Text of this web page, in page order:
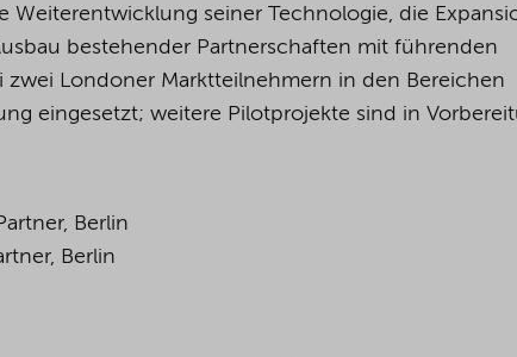
Weiterentwicklung seiner Technologie, die
bestehender Partnerschaften mit führenden
Londoner Marktteilnehmern in den Bereichen
eingesetzt; weitere Pilotprojekte sind in
Berlin
Berlin